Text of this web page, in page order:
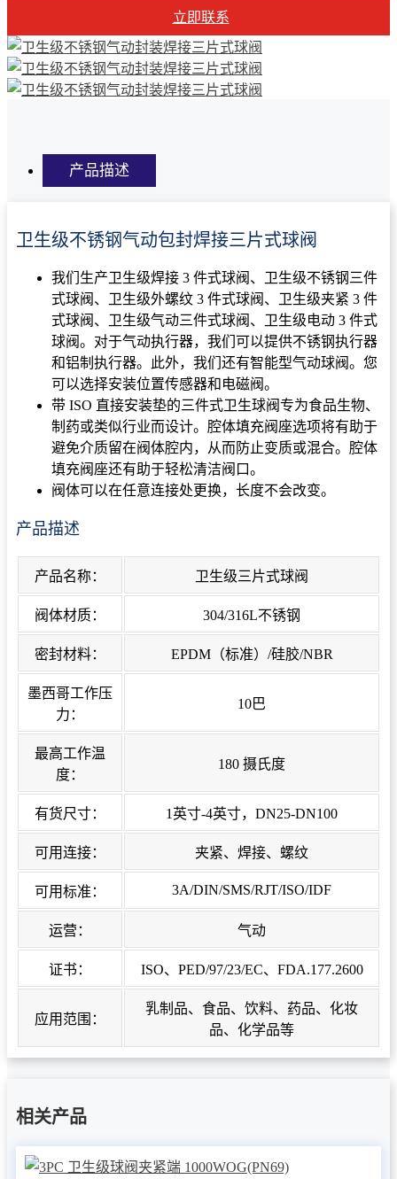
立即联系
产品描述
卫生级不锈钢气动包封焊接三片式球阀
我们生产卫生级焊接 3 件式球阀、卫生级不锈钢三件
式球阀、卫生级外螺纹 3 件式球阀、卫生级夹紧 3 件
式球阀、卫生级气动三件式球阀、卫生级电动 3 件式
球阀。对于气动执行器，我们可以提供不锈钢执行器
和铝制执行器。此外，我们还有智能型气动球阀。您
可以选择安装位置传感器和电磁阀。
带 ISO 直接安装垫的三件式卫生球阀专为食品生物、
制药或类似行业而设计。腔体填充阀座选项将有助于
避免介质留在阀体腔内，从而防止变质或混合。腔体
填充阀座还有助于轻松清洁阀口。
阀体可以在任意连接处更换，长度不会改变。
产品描述
产品名称： 卫生级三片式球阀
阀体材质： 304/316L不锈钢
密封材料： EPDM（标准）/硅胶/NBR
墨西哥工作压
力：
10巴
最高工作温
度：
180 摄氏度
有货尺寸： 1英寸-4英寸，DN25-DN100
可用连接： 夹紧、焊接、螺纹
可用标准： 3A/DIN/SMS/RJT/ISO/IDF
运营： 气动
证书： ISO、PED/97/23/EC、FDA.177.2600
应用范围：
乳制品、食品、饮料、药品、化妆
品、化学品等
相关产品